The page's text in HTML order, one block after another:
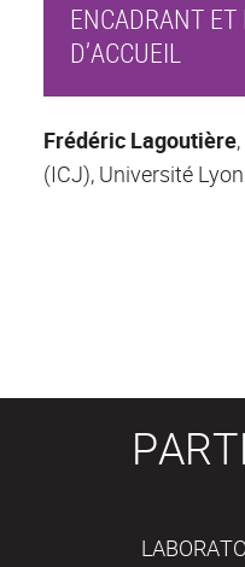
ENCADRANT ET
D’ACCUEIL
Frédéric Lagoutière
(ICJ), Université Lyon